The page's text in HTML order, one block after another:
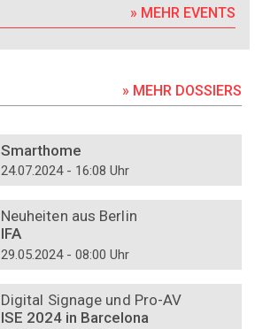
» MEHR EVENTS
» MEHR DOSSIERS
Smarthome
24.07.2024 - 16:08 Uhr
Neuheiten aus Berlin
IFA
29.05.2024 - 08:00 Uhr
Digital Signage und Pro-AV
ISE 2024 in Barcelona